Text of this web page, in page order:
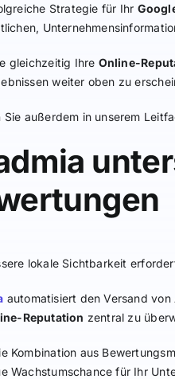
Strategie für Ihr
gleichzeitig Ihre Online-
weiter oben zu
Sie außerdem in unserem
lokale Sichtbarkeit
automatisiert den Versand
Reputation zentral zu
Kombination aus
Wachstumschance für Ihr